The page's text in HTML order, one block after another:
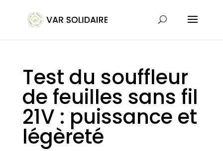
Test du souffleur
de feuilles sans fil
21V : puissance et
légèreté